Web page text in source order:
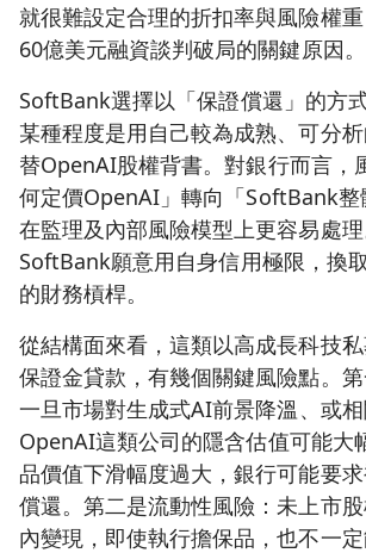
就很難設定合理的折扣率與風險權
60億美元融資談判破局的關鍵原因。
SoftBank選擇以「保證償還」的方
某種程度是用自己較為成熟、可分
替OpenAI股權背書。對銀行而言，
何定價OpenAI」轉向「SoftBank整
在監理及內部風險模型上更容易處
SoftBank願意用自身信用極限，換
的財務槓桿。
從結構面來看，這類以高成長科技
保證金貸款，有幾個關鍵風險點。第
一旦市場對生成式AI前景降溫、或相
OpenAI這類公司的隱含估值可能大
品價值下滑幅度過大，銀行可能要
償還。第二是流動性風險：未上市
內變現，即使執行擔保品，也不一